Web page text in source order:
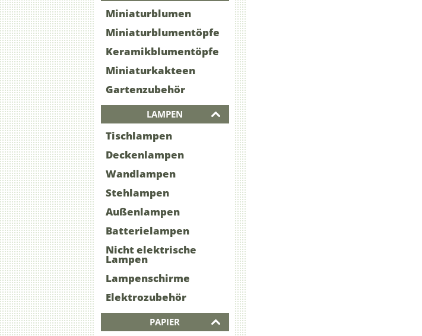
Miniaturblumen
Miniaturblumentöpfe
Keramikblumentöpfe
Miniaturkakteen
Gartenzubehör
LAMPEN
Tischlampen
Deckenlampen
Wandlampen
Stehlampen
Außenlampen
Batterielampen
Nicht elektrische
Lampen
Lampenschirme
Elektrozubehör
PAPIER